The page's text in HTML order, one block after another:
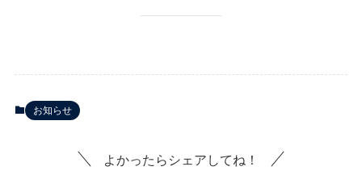
お知らせ
よかったらシェアしてね！